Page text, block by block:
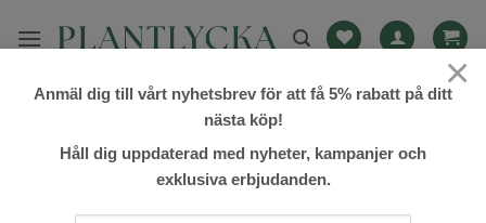
FILTRERA
×
Anmäl dig till vårt nyhetsbrev för att få 5% rabatt på ditt
nästa köp!
Håll dig uppdaterad med nyheter, kampanjer och
exklusiva erbjudanden.